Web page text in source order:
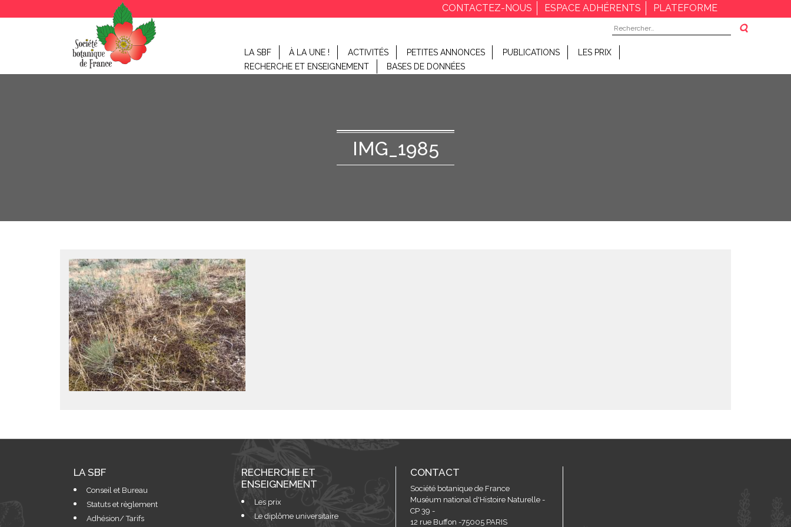
CONTACTEZ-NOUS ESPACE ADHÉRENTS
PLATEFORME
Rechercher :
LA SBF À LA UNE ! ACTIVITÉS PETITES ANNONCES PUBLICATIONS
LES PRIX
RECHERCHE ET ENSEIGNEMENT
BASES DE DONNÉES
IMG_1985
LA SBF
Conseil et Bureau
Statuts et règlement
Adhésion/ Tarifs
RECHERCHE ET
ENSEIGNEMENT
Les prix
Le diplôme universitaire
CONTACT
Société botanique de France
Muséum national d'Histoire Naturelle -
CP 39 -
12 rue Buffon -75005 PARIS